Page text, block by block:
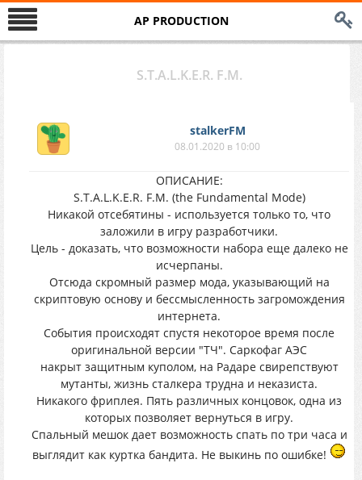
AP PRODUCTION
S.T.A.L.K.E.R. F.M.
stalkerFM
08.01.2020 в 10:00
ОПИСАНИЕ:
S.T.A.L.K.E.R. F.M. (the Fundamental Mode)
Никакой отсебятины - используется только то, что
заложили в игру разработчики.
Цель - доказать, что возможности набора еще далеко не
исчерпаны.
Отсюда скромный размер мода, указывающий на
скриптовую основу и бессмысленность загромождения
интернета.
События происходят спустя некоторое время после
оригинальной версии "ТЧ". Саркофаг АЭС
накрыт защитным куполом, на Радаре свирепствуют
мутанты, жизнь сталкера трудна и неказиста.
Никакого фриплея. Пять различных концовок, одна из
которых позволяет вернуться в игру.
Спальный мешок дает возможность спать по три часа и
выглядит как куртка бандита. Не выкинь по ошибке!